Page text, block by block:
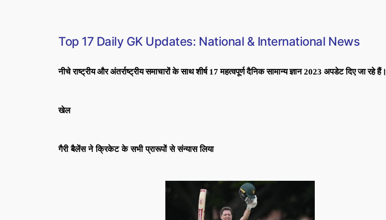
Top 17 Daily GK Updates: National & International News
नीचे राष्ट्रीय और अंतर्राष्ट्रीय समाचारों के साथ शीर्ष 17 महत्वपूर्ण दैनिक सामान्य ज्ञान 2023 अपडेट दिए जा रहे हैं।
खेल
गैरी बैलेंस ने क्रिकेट के सभी प्रारूपों से संन्यास लिया